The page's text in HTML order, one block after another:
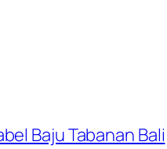
Baju Tabanan Bali